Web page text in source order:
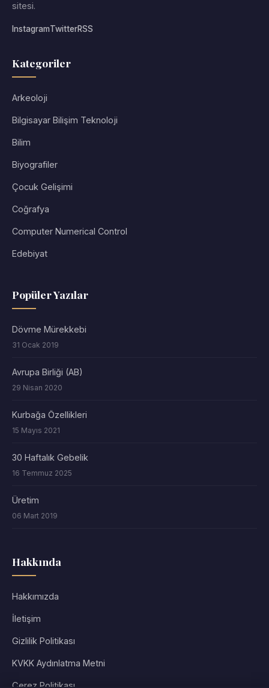
sitesi.
InstagramTwitterRSS
Kategoriler
Arkeoloji
Bilgisayar Bilişim Teknoloji
Bilim
Biyografiler
Çocuk Gelişimi
Coğrafya
Computer Numerical Control
Edebiyat
Popüler Yazılar
Dövme Mürekkebi
31 Ocak 2019
Avrupa Birliği (AB)
29 Nisan 2020
Kurbağa Özellikleri
15 Mayıs 2021
30 Haftalık Gebelik
16 Temmuz 2025
Üretim
06 Mart 2019
Hakkında
Hakkımızda
İletişim
Gizlilik Politikası
KVKK Aydınlatma Metni
Çerez Politikası